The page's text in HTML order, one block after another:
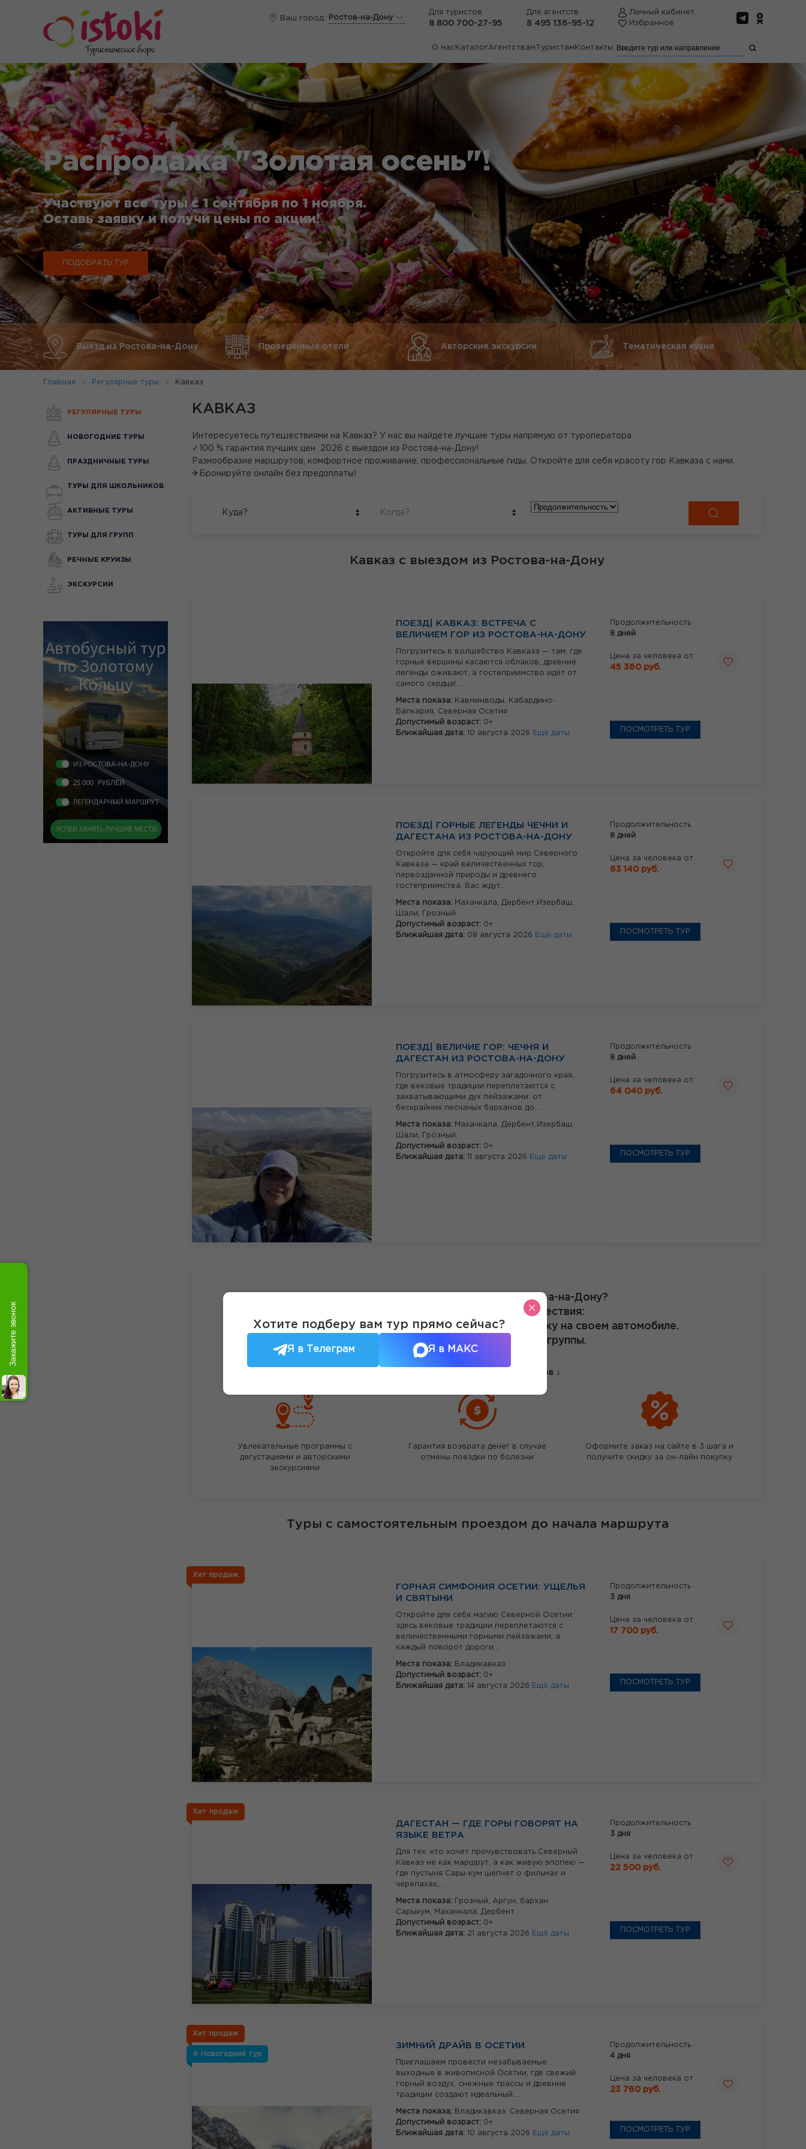
Ваш город: Ростов-на-Дону
Для туристов
8 800 700-27-95
Для агентств
8 495 136-95-12
Личный кабинет
Избранное
О нас КаталогАгентствам Туристам Контакты
Распродажа "Золотая осень"!
Участвуют все туры с 1 сентября по 1 ноября.
Оставь заявку и получи цены по акции!
ПОДОБРАТЬ ТУР
Выезд из Ростова-на-Дону Проверенные отели Авторские экскурсии Тематическая кухня
Главная Регулярные туры Кавказ
КАВКАЗ
Интересуетесь путешествиями на Кавказ? У нас вы найдете лучшие туры напрямую от туроператора.
✓100 % гарантия лучших цен 2026 с выездом из Ростова-на-Дону!
Разнообразие маршрутов, комфортное проживание, профессиональные гиды. Откройте для себя красоту гор Кавказа с нами.
✈Бронируйте онлайн без предоплаты!
Куда? Когда?
Кавказ с выездом из Ростова-на-Дону
ПОЕЗД| КАВКАЗ: ВСТРЕЧА С
ВЕЛИЧИЕМ ГОР ИЗ РОСТОВА-НА-ДОНУ
Погрузитесь в волшебство Кавказа — там, где
горные вершины касаются облаков, древние
легенды оживают, а гостеприимство идёт от
самого сердца!...
Места показа: Кавминводы,
Кабардино-
Балкария, Северная Осетия
Допустимый возраст: 0+
Ближайшая дата: 10 августа 2026 Ещё даты
Продолжительность
8 дней
Цена за человека от
45 360 руб.
ПОСМОТРЕТЬ ТУР
ПОЕЗД| ГОРНЫЕ ЛЕГЕНДЫ ЧЕЧНИ И
ДАГЕСТАНА ИЗ РОСТОВА-НА-ДОНУ
Откройте для себя чарующий мир Северного
Кавказа — край величественных гор,
первозданной природы и древнего
гостеприимства. Вас ждут...
Места показа: Махачкала, Дербент,Изербаш,
Шали,
Грозный.
Допустимый возраст: 0+
Ближайшая дата: 08 августа 2026 Ещё даты
Продолжительность
8 дней
Цена за человека от
63 140 руб.
ПОСМОТРЕТЬ ТУР
ПОЕЗД| ВЕЛИЧИЕ ГОР: ЧЕЧНЯ И
ДАГЕСТАН ИЗ РОСТОВА-НА-ДОНУ
Погрузитесь в атмосферу загадочного края,
где вековые традиции переплетаются с
захватывающими дух пейзажами: от
бескрайних песчаных барханов до...
Места показа: Махачкала, Дербент,Изербаш,
Шали,
Грозный.
Допустимый возраст: 0+
Ближайшая дата: 11 августа 2026 Ещё даты
Продолжительность
8 дней
Цена за человека от
64 040 руб.
ПОСМОТРЕТЬ ТУР
Не нашли подходящий тур из Ростова-на-Дону?
Выберите другой способ путешествия:
купите авиа, ж/д билеты или отправьтесь в поездку на своем автомобиле.
Начните маршрут в точке сбора группы.
Для вас каталог туров без билетов ↓
Увлекательные программы с
дегустациями и авторскими
экскурсиями
Гарантия возврата денег в случае
отмены поездки по болезни
Оформите заказ на сайте в 3 шага и
получите скидку за он-лайн покупку
Туры с самостоятельным проездом до начала маршрута
Хит продаж
ГОРНАЯ СИМФОНИЯ ОСЕТИИ: УЩЕЛЬЯ
И СВЯТЫНИ
Откройте для себя магию Северной Осетии:
здесь вековые традиции переплетаются с
величественными горными пейзажами, а
каждый поворот дороги...
Места показа: Владикавказ
Допустимый возраст: 0+
Ближайшая дата: 14 августа 2026 Ещё даты
Продолжительность
3 дня
Цена за человека от
17 700 руб.
ПОСМОТРЕТЬ ТУР
Хит продаж
ДАГЕСТАН — ГДЕ ГОРЫ ГОВОРЯТ НА
ЯЗЫКЕ ВЕТРА
Для тех, кто хочет прочувствовать Северный
Кавказ не как маршрут, а как живую эпопею —
где пустыня Сары-кум шепчет о фильмах и
черепахах,...
Места показа: Грозный, Аргун, бархан
Сарыкум,
Махачкала, Дербент
Допустимый возраст: 0+
Ближайшая дата: 21 августа 2026 Ещё даты
Продолжительность
3 дня
Цена за человека от
22 500 руб.
ПОСМОТРЕТЬ ТУР
Хит продаж
❄ Новогодний тур
ЗИМНИЙ ДРАЙВ В ОСЕТИИ
Приглашаем провести незабываемые
выходные в живописной Осетии, где свежий
горный воздух, снежные трассы и древние
традиции создают идеальный...
Места показа: Владикавказ, Северная Осетия
Допустимый возраст: 0+
Ближайшая дата: 10 августа 2026 Ещё даты
Продолжительность
4 дня
Цена за человека от
23 760 руб.
ПОСМОТРЕТЬ ТУР
РЕГУЛЯРНЫЕ ТУРЫ
НОВОГОДНИЕ ТУРЫ
ПРАЗДНИЧНЫЕ ТУРЫ
ТУРЫ ДЛЯ ШКОЛЬНИКОВ
АКТИВНЫЕ ТУРЫ
ТУРЫ ДЛЯ ГРУПП
РЕЧНЫЕ КРУИЗЫ
ЭКСКУРСИИ
Закажите звонок Хотите подберу вам тур прямо сейчас?
Я в Телеграм Я в МАКС